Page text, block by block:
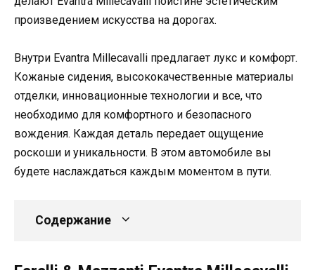
произведением искусства на дорогах.
Внутри Evantra Millecavalli предлагает лукс и комфорт.
Кожаные сидения, высококачественные материалы
отделки, инновационные технологии и все, что
необходимо для комфортного и безопасного
вождения. Каждая деталь передает ощущение
роскоши и уникальности. В этом автомобиле вы
будете наслаждаться каждым моментом в пути.
Содержание